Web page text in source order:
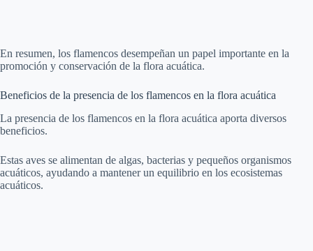
En resumen, los flamencos desempeñan un papel importante en la
promoción y conservación de la flora acuática.
Beneficios de la presencia de los flamencos en la flora acuática
La presencia de los flamencos en la flora acuática aporta diversos
beneficios.
Estas aves se alimentan de algas, bacterias y pequeños organismos
acuáticos, ayudando a mantener un equilibrio en los ecosistemas
acuáticos.